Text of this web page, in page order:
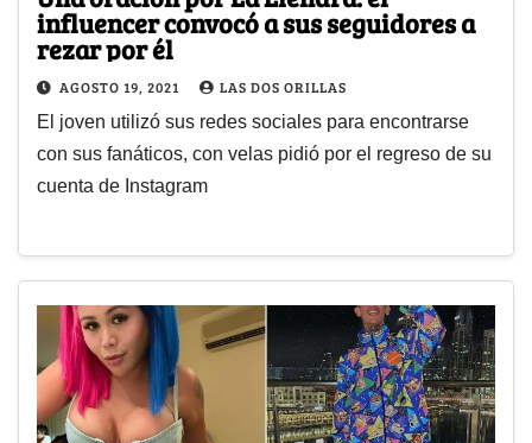
influencer convocó a sus seguidores a
rezar por él
AGOSTO 19, 2021 LAS DOS ORILLAS
El joven utilizó sus redes sociales para encontrarse
con sus fanáticos, con velas pidió por el regreso de su
cuenta de Instagram